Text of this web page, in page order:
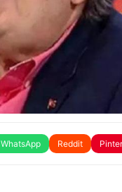
WhatsApp Reddit